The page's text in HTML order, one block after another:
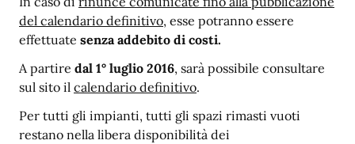
del calendario definitivo, esse potranno essere
effettuate senza addebito di costi.
A partire dal 1° luglio 2016, sarà possibile consultare
sul sito il calendario definitivo.
Per tutti gli impianti, tutti gli spazi rimasti vuoti
restano nella libera disponibilità dei